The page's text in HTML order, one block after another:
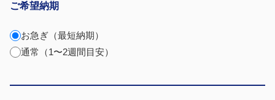
ご希望納期
お急ぎ（最短納期）
通常（1〜2週間目安）